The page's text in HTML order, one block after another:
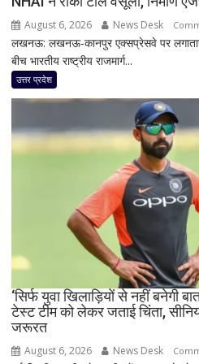
August 6, 2026 News Desk
लखनऊ: लखनऊ-कानपुर एक्सप्रेसवे पर
बीच भारतीय राष्ट्रीय राजमार्ग...
उत्तर प्रदेश
‘सिर्फ युवा खिलाड़ियों से नहीं बनेगी
टेस्ट टीम को लेकर जताई चिंता,
जरूरत
August 6, 2026 News Desk